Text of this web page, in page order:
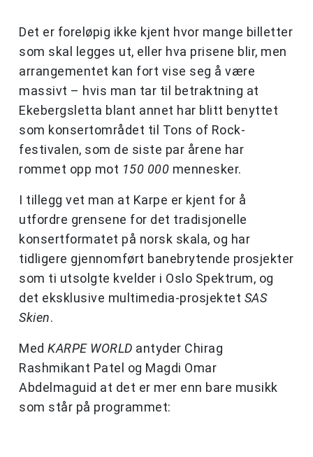
Det er foreløpig ikke kjent hvor mange billetter
som skal legges ut, eller hva prisene blir, men
arrangementet kan fort vise seg å være
massivt – hvis man tar til betraktning at
Ekebergsletta blant annet har blitt benyttet
som konsertområdet til Tons of Rock-
festivalen, som de siste par årene har
rommet opp mot 150 000 mennesker.
I tillegg vet man at Karpe er kjent for å
utfordre grensene for det tradisjonelle
konsertformatet på norsk skala, og har
tidligere gjennomført banebrytende prosjekter
som ti utsolgte kvelder i Oslo Spektrum, og
det eksklusive multimedia-prosjektet SAS
Skien.
Med KARPE WORLD antyder Chirag
Rashmikant Patel og Magdi Omar
Abdelmaguid at det er mer enn bare musikk
som står på programmet: